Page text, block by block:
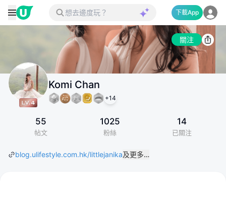
下載App
關注
Komi Chan
+14
55
帖文
1025
粉絲
14
已關注
blog.ulifestyle.com.hk/littlejanika及更多…